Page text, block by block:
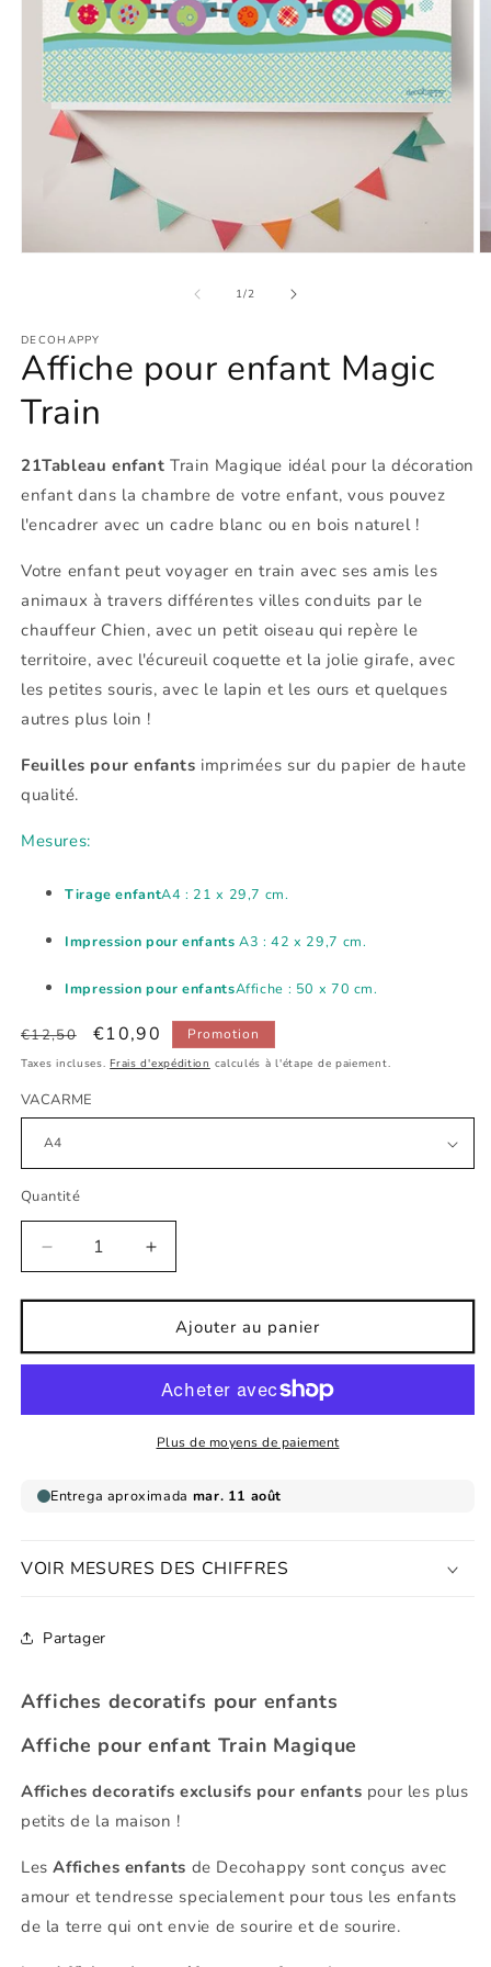
une
fenêtre
modale
1/de2
DECOHAPPY
Affiche pour enfant Magic
Train
21Tableau enfant Train Magique idéal pour la décoration
enfant dans la chambre de votre enfant, vous pouvez
l'encadrer avec un cadre blanc ou en bois naturel !
Votre enfant peut voyager en train avec ses amis les
animaux à travers différentes villes conduits par le
chauffeur Chien, avec un petit oiseau qui repère le
territoire, avec l'écureuil coquette et la jolie girafe, avec
les petites souris, avec le lapin et les ours et quelques
autres plus loin !
Feuilles pour enfants imprimées sur du papier de haute
qualité.
Mesures:
Tirage enfantA4 : 21 x 29,7 cm.
Impression pour enfants A3 : 42 x 29,7 cm.
Impression pour enfantsAffiche : 50 x 70 cm.
Prix
habituel
€12,50
Prix
promotionnel
€10,90 Promotion
Taxes incluses.Frais d'expédition calculés à l'étape de paiement.
VACARME
Quantité
Réduire
la
quantité
Affiche
pour
Magic
Augmenter
la
quantité
Affiche
pour
enfant
Magic
Train
Ajouter au panier
Plus de moyens de paiement
VOIR MESURES DES CHIFFRES
Partager
Affiches decoratifs pour enfants
Affiche pour enfant Train Magique
Affiches decoratifs exclusifs pour enfants pour les plus
petits de la maison !
LesAffiches enfants de Decohappy sont conçus avec
amour et tendresse specialement pour tous les enfants
de la terre qui ont envie de sourire et de sourire.